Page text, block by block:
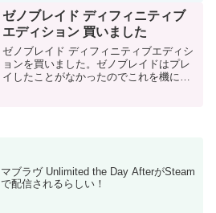
像度は不明です。画像をク...
ゼノブレイド ディフィニティブ
エディション 買いました
ゼノブレイド ディフィニティブエディシ
ョンを買いました。ゼノブレイドはプレ
イしたことがなかったのでこれを機にや
マブラヴ Unlimited the Day AfterがSteam
で配信されるらしい！